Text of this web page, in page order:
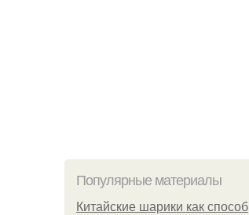
Популярные материалы
Китайские шарики как способ